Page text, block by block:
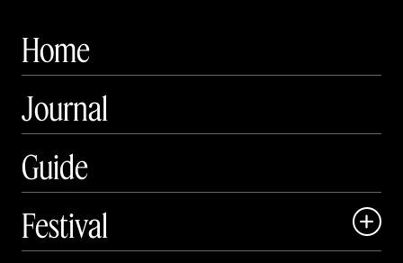
Home
Journal
Guide
Festival
